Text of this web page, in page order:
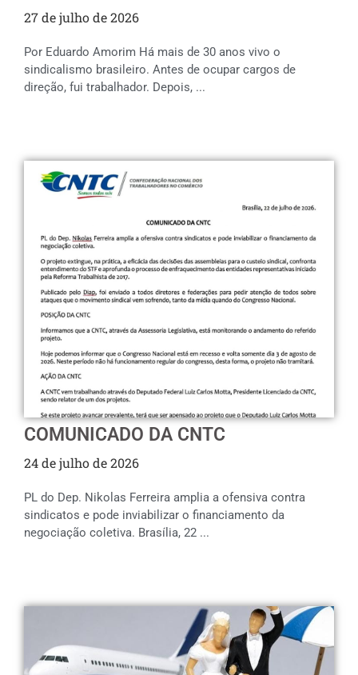
27 de julho de 2026
Por Eduardo Amorim Há mais de 30 anos vivo o
sindicalismo brasileiro. Antes de ocupar cargos de
direção, fui trabalhador. Depois, ...
COMUNICADO DA CNTC
24 de julho de 2026
PL do Dep. Nikolas Ferreira amplia a ofensiva contra
sindicatos e pode inviabilizar o financiamento da
negociação coletiva. Brasília, 22 ...